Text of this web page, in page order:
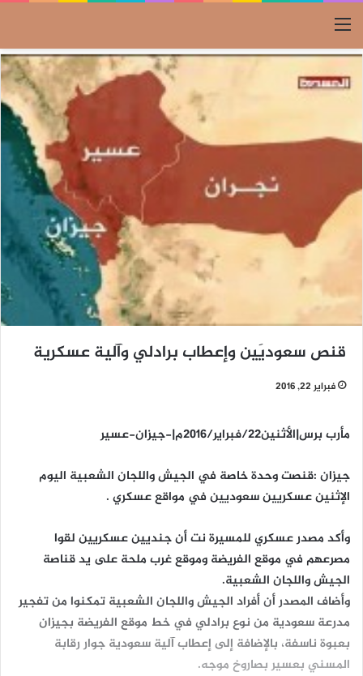
القائمة
قنص سعوديَين وإعطاب برادلي وآلية عسكرية
فبراير 22, 2016
مأرب برس|الأثنين22/فبراير/2016م|-جيزان-عسير
جيزان :قنصت وحدة خاصة في الجيش واللجان الشعبية اليوم
الإثنين عسكريين سعوديين في مواقع عسكري .
وأكد مصدر عسكري للمسيرة نت أن جنديين عسكريين لقوا
مصرعهم في موقع الفريضة وموقع غرب ملحة على يد قناصة
الجيش واللجان الشعبية.
وأضاف المصدر أن أفراد الجيش واللجان الشعبية تمكنوا من تفجير
مدرعة سعودية من نوع برادلي في خط موقع الفريضة بجيزان
بعبوة ناسفة، بالإضافة إلى إعطاب آلية سعودية جوار رقابة
المسني بعسير بصاروخ موجه.